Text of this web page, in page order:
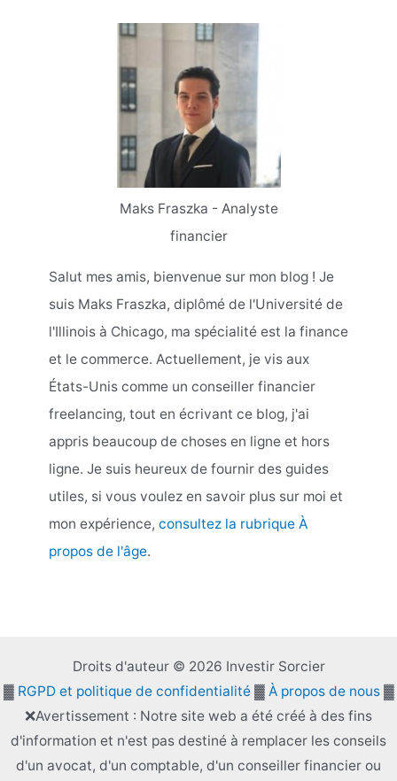
Maks Fraszka - Analyste
financier
Salut mes amis, bienvenue sur mon blog ! Je
suis Maks Fraszka, diplômé de l'Université de
l'Illinois à Chicago, ma spécialité est la finance
et le commerce. Actuellement, je vis aux
États-Unis comme un conseiller financier
freelancing, tout en écrivant ce blog, j'ai
appris beaucoup de choses en ligne et hors
ligne. Je suis heureux de fournir des guides
utiles, si vous voulez en savoir plus sur moi et
mon expérience, consultez la rubrique À
propos de l'âge.
Droits d'auteur © 2026 Investir Sorcier
▓ RGPD et politique de confidentialité▓ À propos de nous▓
❌Avertissement : Notre site web a été créé à des fins
d'information et n'est pas destiné à remplacer les conseils
d'un avocat, d'un comptable, d'un conseiller financier ou